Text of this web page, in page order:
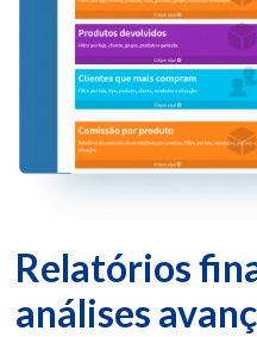
Relatórios
análises